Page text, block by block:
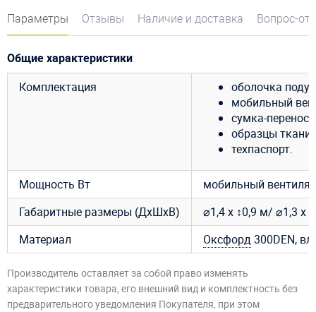
Параметры Отзывы Наличие и доставка Вопрос-
Общие характеристики
Комплектация
оболочка
мобильный
сумка-
образцы ткани
техпаспорт.
Мощность Вт
мобильный
Габаритные размеры (ДхШхВ)
⌀1,4 х ↕0,9 м/ ⌀1,3 х
Материал
Оксфорд300DEN,
Производитель оставляет за собой право изменять
характеристики товара, его внешний вид и комплектность без
предварительного уведомления Покупателя, при этом